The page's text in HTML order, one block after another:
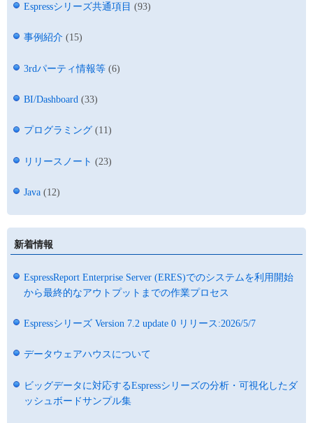
Espressシリーズ共通項目 (93)
事例紹介 (15)
3rdパーティ情報等 (6)
BI/Dashboard (33)
プログラミング (11)
リリースノート (23)
Java (12)
新着情報
EspressReport Enterprise Server (ERES)でのシステムを利用開始
から最終的なアウトプットまでの作業プロセス
Espressシリーズ Version 7.2 update 0 リリース:2026/5/7
データウェアハウスについて
ビッグデータに対応するEspressシリーズの分析・可視化したダ
ッシュボードサンプル集